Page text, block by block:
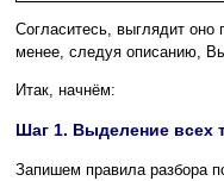
Согласитесь, выглядит оно
менее, следуя описанию,
Итак, начнём:
Шаг 1. Выделение всех
Запишем правила разбора